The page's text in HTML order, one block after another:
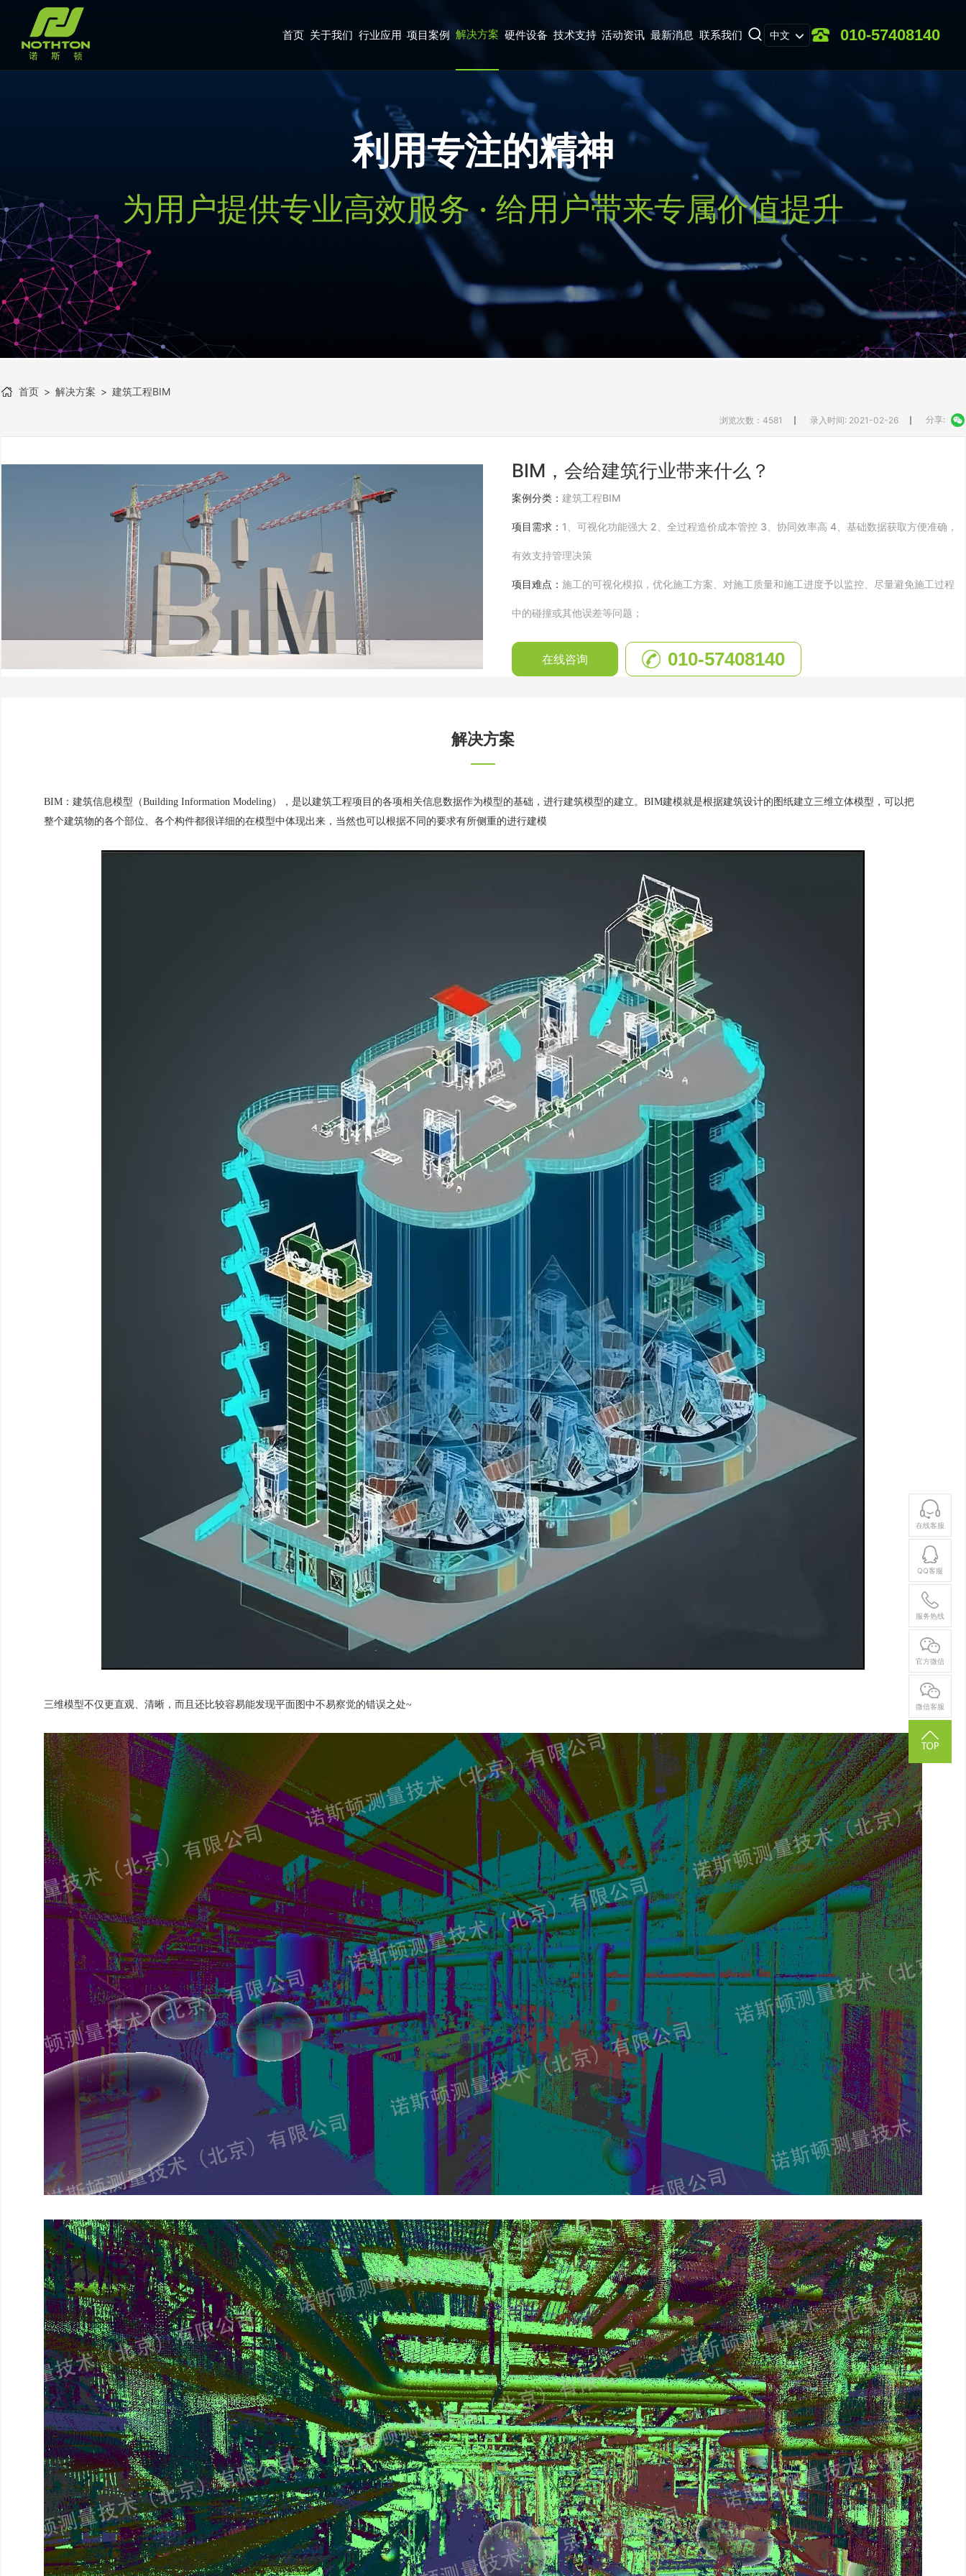
在线客服
QQ客服
服务热线
官方微信
微信客服
首页 关于我们 行业应用 项目案例 解决方案 硬件设备 技术支持 活动资讯 最新消息 联系我们 中文 010-57408140
利用专注的精神
为用户提供专业高效服务 · 给用户带来专属价值提升
首页 > 解决方案 > 建筑工程BIM
浏览次数：4581 录入时间: 2021-02-26 分享:
BIM，会给建筑行业带来什么？
案例分类：建筑工程BIM
项目需求： 1、可视化功能强大 2、全过程造价成本管控 3、协同效率高 4、基础数据获取方便准确，
有效支持管理决策
项目难点：施工的可视化模拟，优化施工方案、对施工质量和施工进度予以监控、尽量避免施工过程
中的碰撞或其他误差等问题；
在线咨询 010-57408140
解决方案
BIM：建筑信息模型（Building Information Modeling），是以建筑工程项目的各项相关信息数据作为模型的基础，进行建筑模型的建立。 BIM建模就是根据建筑设计的图纸建立三维立体模型，可以把
整个建筑物的各个部位、各个构件都很详细的在模型中体现出来，当然也可以根据不同的要求有所侧重的进行建模
三维模型不仅更直观、清晰，而且还比较容易能发现平面图中不易察觉的错误之处~